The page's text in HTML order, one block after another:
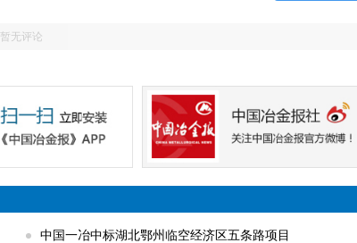
暂无评论
中国一冶中标湖北鄂州临空经济区五条路项目